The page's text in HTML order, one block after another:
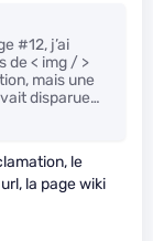
#12, j’ai
de < img / >
mais une
disparue…
le
la page wiki